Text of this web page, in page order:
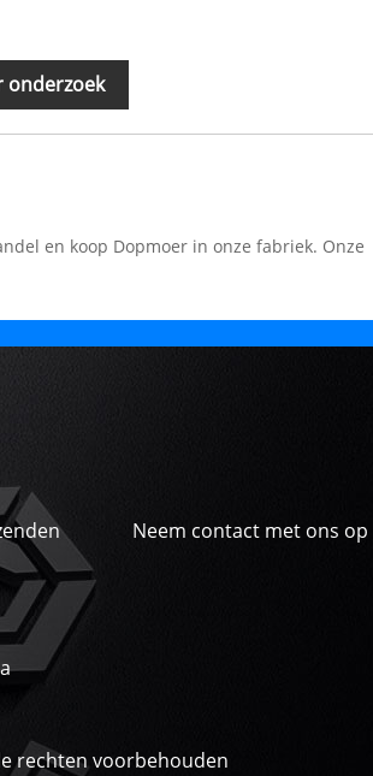
onderzoek
en koop Dopmoer in onze fabriek. Onze
Neem contact met ons op
rechten voorbehouden